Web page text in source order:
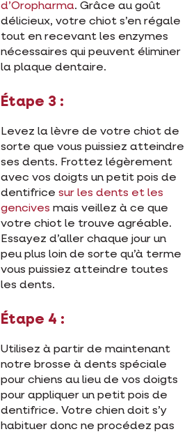
d’Oropharma. Grâce au goût
délicieux, votre chiot s’en régale
tout en recevant les enzymes
nécessaires qui peuvent éliminer
la plaque dentaire.
Étape 3 :
Levez la lèvre de votre chiot de
sorte que vous puissiez atteindre
ses dents. Frottez légèrement
avec vos doigts un petit pois de
dentifrice sur les dents et les
gencives mais veillez à ce que
votre chiot le trouve agréable.
Essayez d’aller chaque jour un
peu plus loin de sorte qu’à terme
vous puissiez atteindre toutes
les dents.
Étape 4 :
Utilisez à partir de maintenant
notre brosse à dents spéciale
pour chiens au lieu de vos doigts
pour appliquer un petit pois de
dentifrice. Votre chien doit s’y
habituer donc ne procédez pas